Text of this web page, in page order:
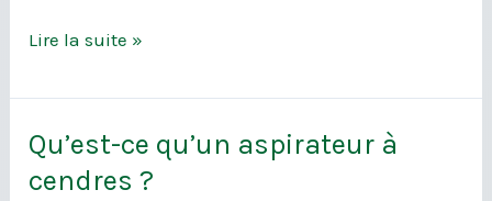
Lire la suite »
Qu’est-ce qu’un aspirateur à
cendres ?
Qu’est-
ce